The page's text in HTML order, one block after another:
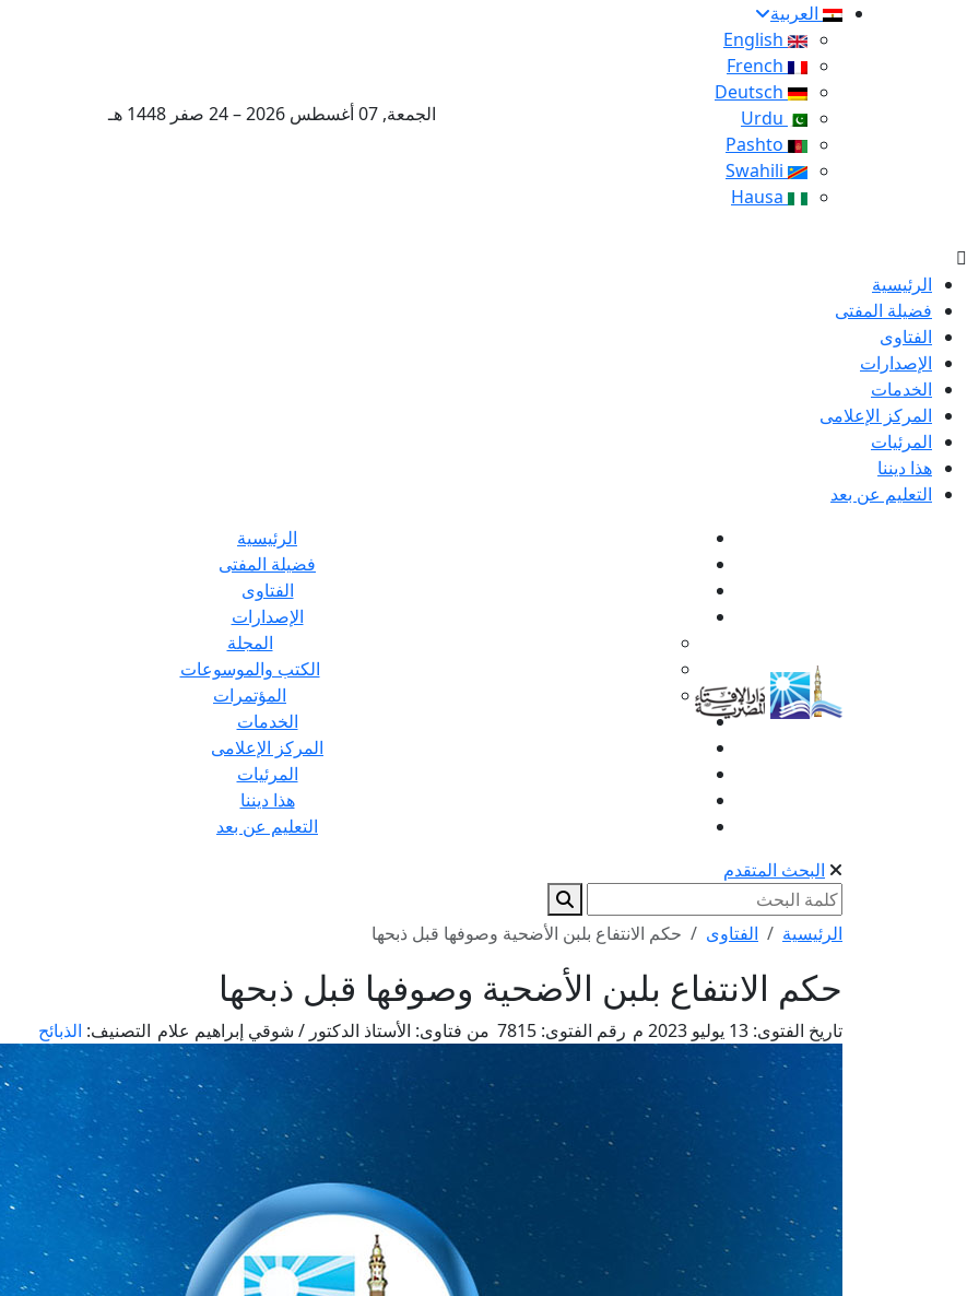
العربية
الجمعة, 07 أغسطس 2026 – 24 صفر 1448 هـ
الرئيسية
فضيلة المفتى
الفتاوى
الإصدارات
الخدمات
المركز الإعلامى
المرئيات
هذا ديننا
التعليم عن بعد
الرئيسية
فضيلة المفتى
الفتاوى
الإصدارات
المجلة
الكتب والموسوعات
المؤتمرات
الخدمات
المركز الإعلامى
المرئيات
هذا ديننا
التعليم عن بعد
البحث المتقدم
الرئيسية الفتاوى حكم الانتفاع بلبن الأضحية وصوفها قبل ذبحها
حكم الانتفاع بلبن الأضحية وصوفها قبل ذبحها
تاريخ الفتوى: رقم الفتوى: 7815 من فتاوى: الأستاذ الدكتور / شوقي إبراهيم علام التصنيف: الذبائح